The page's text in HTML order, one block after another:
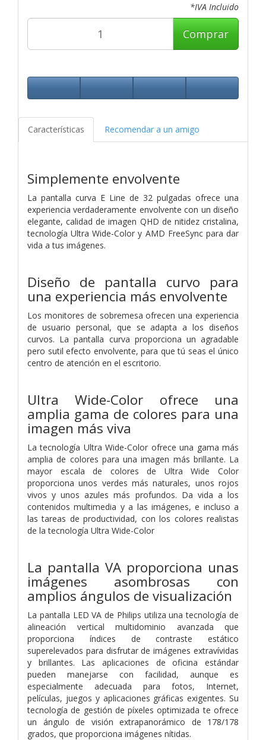
*IVA Incluido
Comprar
Características Recomendar a un amigo
Simplemente envolvente
La pantalla curva E Line de 32 pulgadas ofrece una
experiencia verdaderamente envolvente con un diseño
elegante, calidad de imagen QHD de nitidez cristalina,
tecnología Ultra Wide-Color y AMD FreeSync para dar
vida a tus imágenes.
Diseño de pantalla curvo para
una experiencia más envolvente
Los monitores de sobremesa ofrecen una experiencia
de usuario personal, que se adapta a los diseños
curvos. La pantalla curva proporciona un agradable
pero sutil efecto envolvente, para que tú seas el único
centro de atención en el escritorio.
Ultra Wide-Color ofrece una
amplia gama de colores para una
imagen más viva
La tecnología Ultra Wide-Color ofrece una gama más
amplia de colores para una imagen más brillante. La
mayor escala de colores de Ultra Wide Color
proporciona unos verdes más naturales, unos rojos
vivos y unos azules más profundos. Da vida a los
contenidos multimedia y a las imágenes, e incluso a
las tareas de productividad, con los colores realistas
de la tecnología Ultra Wide-Color
La pantalla VA proporciona unas
imágenes asombrosas con
amplios ángulos de visualización
La pantalla LED VA de Philips utiliza una tecnología de
alineación vertical multidominio avanzada que
proporciona índices de contraste estático
superelevados para disfrutar de imágenes extravívidas
y brillantes. Las aplicaciones de oficina estándar
pueden manejarse con facilidad, aunque es
especialmente adecuada para fotos, Internet,
películas, juegos y aplicaciones gráficas exigentes. Su
tecnología de gestión de píxeles optimizada te ofrece
un ángulo de visión extrapanorámico de 178/178
grados, que proporciona imágenes nítidas.